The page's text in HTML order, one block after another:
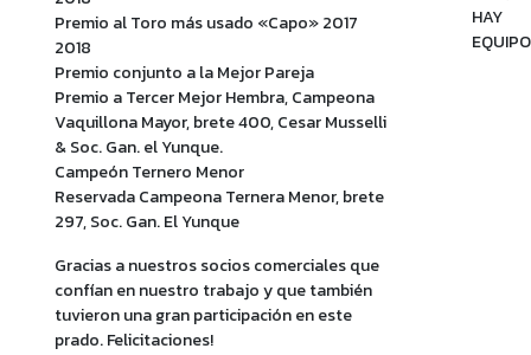
Premio al Toro más usado «Capo» 2017
2018
Premio conjunto a la Mejor Pareja
Premio a Tercer Mejor Hembra, Campeona
Vaquillona Mayor, brete 400, Cesar Musselli
& Soc. Gan. el Yunque.
Campeón Ternero Menor
Reservada Campeona Ternera Menor, brete
297, Soc. Gan. El Yunque
Gracias a nuestros socios comerciales que
confían en nuestro trabajo y que también
tuvieron una gran participación en este
prado. Felicitaciones!
HAY